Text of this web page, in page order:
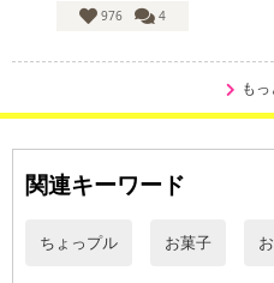
【キャンセルについて】
記載されている内容を必ずご確認
にご納得いただきましたうえでお
る場合がございます。
了により、商品詳細内に記載の原
976
4
も
関連キーワード
ちょっプル お菓子